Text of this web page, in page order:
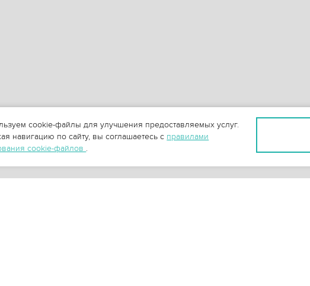
cookie-файлы для улучшения предоставляемых услуг.
навигацию по сайту, вы соглашаетесь с правилами
cookie-файлов .